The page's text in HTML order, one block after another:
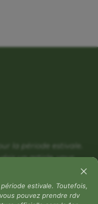
la période estivale.
un article, vous
portable. Sinon
Merci
estivale. Toutefois,
pouvez prendre rdv